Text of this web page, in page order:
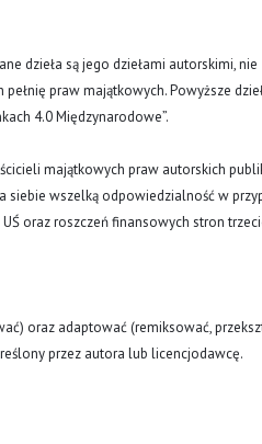
dzieła są jego dziełami autorskimi, nie
praw majątkowych. Powyższe
4.0 Międzynarodowe”.
majątkowych praw autorskich
siebie wszelką odpowiedzialność w
oraz roszczeń finansowych stron
oraz adaptować (remiksować,
przez autora lub licencjodawcę.